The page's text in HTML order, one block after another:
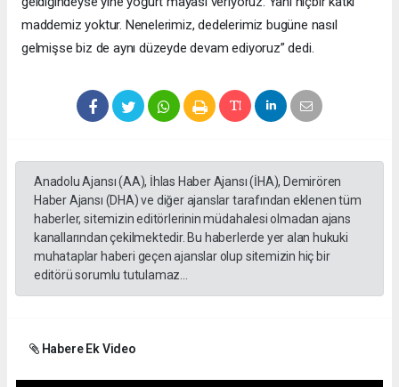
maddemiz yoktur. Nenelerimiz, dedelerimiz bugüne nasıl
gelmişse biz de aynı düzeyde devam ediyoruz” dedi.
Anadolu Ajansı (AA), İhlas Haber Ajansı (İHA), Demirören
Haber Ajansı (DHA) ve diğer ajanslar tarafından eklenen tüm
haberler, sitemizin editörlerinin müdahalesi olmadan ajans
kanallarından çekilmektedir. Bu haberlerde yer alan hukuki
muhataplar haberi geçen ajanslar olup sitemizin hiç bir
editörü sorumlu tutulamaz...
Habere Ek Video